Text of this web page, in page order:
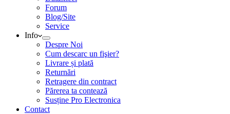
Forum
Blog/Site
Service
Info
Despre Noi
Cum descarc un fişier?
Livrare și plată
Returnări
Retragere din contract
Părerea ta contează
Susține Pro Electronica
Contact